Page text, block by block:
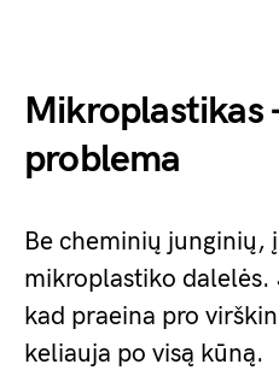
Mikroplastikas
problema
Be cheminių junginių,
mikroplastiko dalelės.
kad praeina pro
keliauja po visą kūną.